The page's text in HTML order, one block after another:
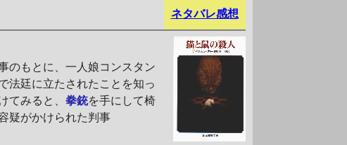
ネタバレ感想
のもとに、一人娘コンスタン
法廷に立たされたことを知っ
てみると、拳銃を手にして椅
疑がかけられた判事